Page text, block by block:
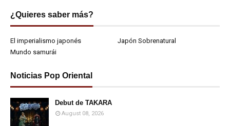
¿Quieres saber más?
El imperialismo japonés
Japón Sobrenatural
Mundo samurái
Noticias Pop Oriental
Debut de TAKARA
August 08, 2026